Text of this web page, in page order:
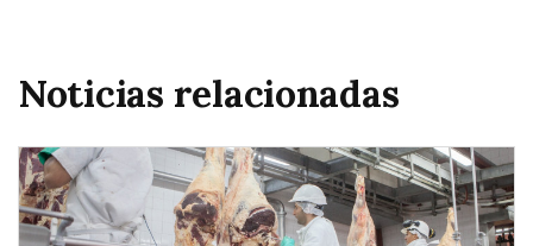
Noticias relacionadas